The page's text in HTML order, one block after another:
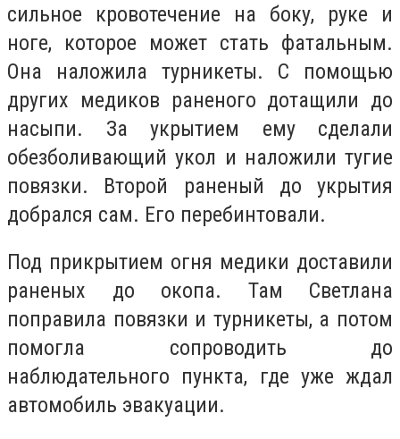
сильное кровотечение на боку, руке и
ноге, которое может стать фатальным.
Она наложила турникеты. С помощью
других медиков раненого дотащили до
насыпи. За укрытием ему сделали
обезболивающий укол и наложили тугие
повязки. Второй раненый до укрытия
добрался сам. Его перебинтовали.
Под прикрытием огня медики доставили
раненых до окопа. Там Светлана
поправила повязки и турникеты, а потом
помогла сопроводить до
наблюдательного пункта, где уже ждал
автомобиль эвакуации.